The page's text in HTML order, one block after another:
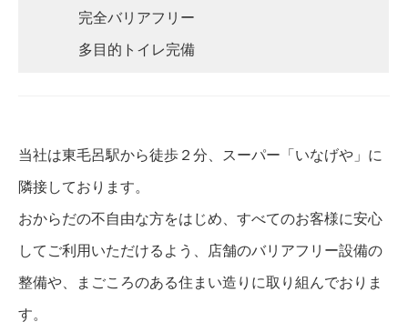
完全バリアフリー
多目的トイレ完備
当社は東毛呂駅から徒歩２分、スーパー「いなげや」に
隣接しております。
おからだの不自由な方をはじめ、すべてのお客様に安心
してご利用いただけるよう、店舗のバリアフリー設備の
整備や、まごころのある住まい造りに取り組んでおりま
す。